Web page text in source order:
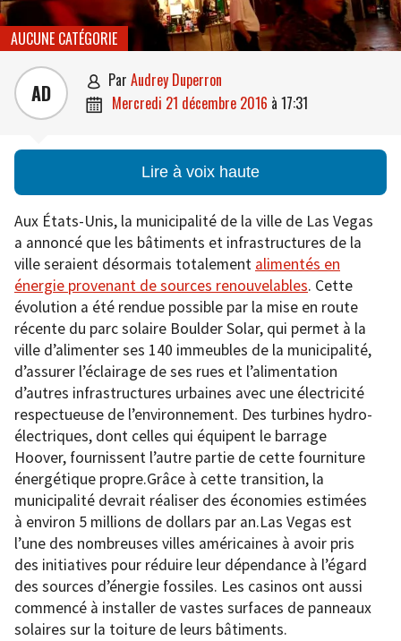
AUCUNE CATÉGORIE
AD  par Audrey Duperron
 mercredi 21 décembre 2016 à 17:31
Lire à voix haute
Aux États-Unis, la municipalité de la ville de Las Vegas
a annoncé que les bâtiments et infrastructures de la
ville seraient désormais totalement alimentés en
énergie provenant de sources renouvelables. Cette
évolution a été rendue possible par la mise en route
récente du parc solaire Boulder Solar, qui permet à la
ville d’alimenter ses 140 immeubles de la municipalité,
d’assurer l’éclairage de ses rues et l’alimentation
d’autres infrastructures urbaines avec une électricité
respectueuse de l’environnement. Des turbines hydro-
électriques, dont celles qui équipent le barrage
Hoover, fournissent l’autre partie de cette fourniture
énergétique propre.Grâce à cette transition, la
municipalité devrait réaliser des économies estimées
à environ 5 millions de dollars par an.Las Vegas est
l’une des nombreuses villes américaines à avoir pris
des initiatives pour réduire leur dépendance à l’égard
des sources d’énergie fossiles. Les casinos ont aussi
commencé à installer de vastes surfaces de panneaux
solaires sur la toiture de leurs bâtiments.